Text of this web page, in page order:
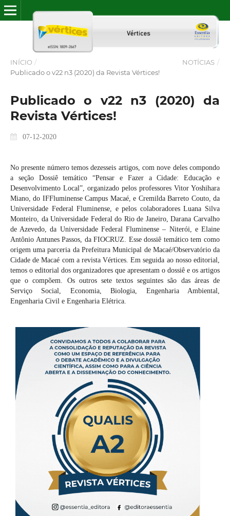
INÍCIO / NOTÍCIAS /
Publicado o v22 n3 (2020) da Revista Vértices!
Publicado o v22 n3 (2020) da
Revista Vértices!
07-12-2020
No presente número temos dezesseis artigos, com nove deles compondo
a seção Dossiê temático “Pensar e Fazer a Cidade: Educação e
Desenvolvimento Local”, organizado pelos professores Vitor Yoshihara
Miano, do IFFluminense Campus Macaé, e Cremilda Barreto Couto, da
Universidade Federal Fluminense, e pelos colaboradores Luana Silva
Monteiro, da Universidade Federal do Rio de Janeiro, Darana Carvalho
de Azevedo, da Universidade Federal Fluminense – Niterói, e Elaine
Antônio Antunes Passos, da FIOCRUZ. Esse dossiê temático tem como
origem uma parceria da Prefeitura Municipal de Macaé/Observatório da
Cidade de Macaé com a revista Vértices. Em seguida ao nosso editorial,
temos o editorial dos organizadores que apresentam o dossiê e os artigos
que o compõem. Os outros sete textos seguintes são das áreas de
Serviço Social, Economia, Biologia, Engenharia Ambiental,
Engenharia Civil e Engenharia Elétrica.